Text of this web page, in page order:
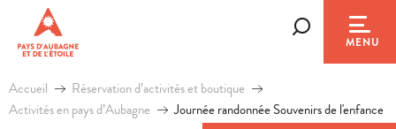
contenu
principal
MENU
Accueil
Réservation d’activités et boutique
Activités en pays d’Aubagne
Journée randonnée Souvenirs de l'enfance